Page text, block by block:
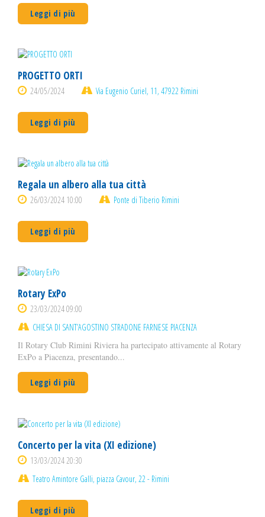
Leggi di più
PROGETTO ORTI
24/05/2024 Via Eugenio Curiel, 11, 47922 Rimini
Leggi di più
Regala un albero alla tua città
26/03/2024 10:00 Ponte di Tiberio Rimini
Leggi di più
Rotary ExPo
23/03/2024 09:00
CHIESA DI SANT’AGOSTINO STRADONE FARNESE PIACENZA
Il Rotary Club Rimini Riviera ha partecipato attivamente al Rotary
ExPo a Piacenza, presentando...
Leggi di più
Concerto per la vita (XI edizione)
13/03/2024 20:30
Teatro Amintore Galli, piazza Cavour, 22 - Rimini
Leggi di più